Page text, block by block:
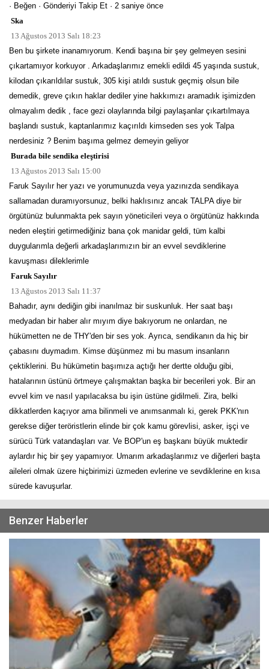
· Beğen · Gönderiyi Takip Et · 2 saniye önce
Ska
13 Ağustos 2013 Salı 18:23
Ben bu şirkete inanamıyorum. Kendi başına bir şey gelmeyen sesini
çıkartamıyor korkuyor . Arkadaşlarımız emekli edildi 45 yaşında sustuk,
kilodan çıkarıldılar sustuk, 305 kişi atıldı sustuk geçmiş olsun bile
demedik, greve çıkın haklar dediler yine hakkımızı aramadık işimizden
olmayalım dedik , face gezi olaylarında bilgi paylaşanlar çıkartılmaya
başlandı sustuk, kaptanlarımız kaçırıldı kimseden ses yok Talpa
nerdesiniz ? Benim başıma gelmez demeyin geliyor
Burada bile sendika eleştirisi
13 Ağustos 2013 Salı 15:00
Faruk Sayılır her yazı ve yorumunuzda veya yazınızda sendikaya
sallamadan duramıyorsunuz, belki haklısınız ancak TALPA diye bir
örgütünüz bulunmakta pek sayın yöneticileri veya o örgütünüz hakkında
neden eleştiri getirmediğiniz bana çok manidar geldi, tüm kalbi
duygularımla değerli arkadaşlarımızın bir an evvel sevdiklerine
kavuşması dileklerimle
Faruk Sayılır
13 Ağustos 2013 Salı 11:37
Bahadır, aynı dediğin gibi inanılmaz bir suskunluk. Her saat başı
medyadan bir haber alır mıyım diye bakıyorum ne onlardan, ne
hükümetten ne de THY'den bir ses yok. Ayrıca, sendikanın da hiç bir
çabasını duymadım. Kimse düşünmez mi bu masum insanların
çektiklerini. Bu hükümetin başımıza açtığı her dertte olduğu gibi,
hatalarının üstünü örtmeye çalışmaktan başka bir becerileri yok. Bir an
evvel kim ve nasıl yapılacaksa bu işin üstüne gidilmeli. Zira, belki
dikkatlerden kaçıyor ama bilinmeli ve anımsanmalı ki, gerek PKK'nın
gerekse diğer teröristlerin elinde bir çok kamu görevlisi, asker, işçi ve
sürücü Türk vatandaşları var. Ve BOP'un eş başkanı büyük muktedir
aylardır hiç bir şey yapamıyor. Umarım arkadaşlarımız ve diğerleri başta
aileleri olmak üzere hiçbirimizi üzmeden evlerine ve sevdiklerine en kısa
sürede kavuşurlar.
Benzer Haberler